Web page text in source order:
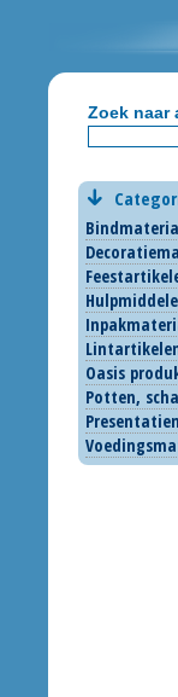
Zoek naar
Oasis
Potten,